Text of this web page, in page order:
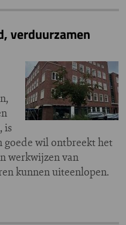
verduurzamen
is
goede wil ontbreekt het
werkwijzen van
kunnen uiteenlopen.